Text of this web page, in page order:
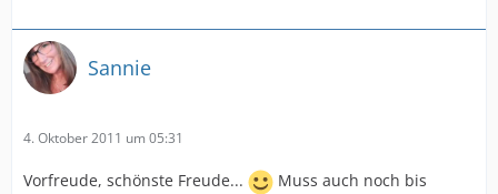
Sannie
4. Oktober 2011 um 05:31
Vorfreude, schönste Freude...
Muss auch noch bis